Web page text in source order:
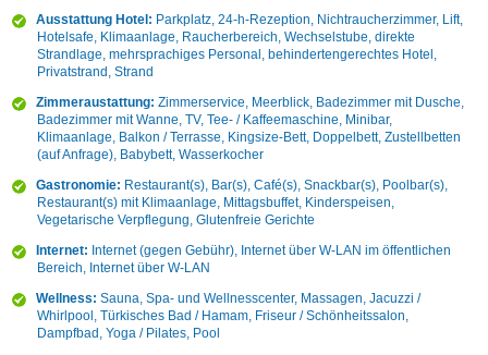
Ausstattung Hotel: Parkplatz, 24-h-Rezeption, Nichtraucherzimmer, Lift,
Hotelsafe, Klimaanlage, Raucherbereich, Wechselstube, direkte
Strandlage, mehrsprachiges Personal, behindertengerechtes Hotel,
Privatstrand, Strand
Zimmeraustattung: Zimmerservice, Meerblick, Badezimmer mit Dusche,
Badezimmer mit Wanne, TV, Tee- / Kaffeemaschine, Minibar,
Klimaanlage, Balkon / Terrasse, Kingsize-Bett, Doppelbett, Zustellbetten
(auf Anfrage), Babybett, Wasserkocher
Gastronomie: Restaurant(s), Bar(s), Café(s), Snackbar(s), Poolbar(s),
Restaurant(s) mit Klimaanlage, Mittagsbuffet, Kinderspeisen,
Vegetarische Verpflegung, Glutenfreie Gerichte
Internet: Internet (gegen Gebühr), Internet über W-LAN im öffentlichen
Bereich, Internet über W-LAN
Wellness: Sauna, Spa- und Wellnesscenter, Massagen, Jacuzzi /
Whirlpool, Türkisches Bad / Hamam, Friseur / Schönheitssalon,
Dampfbad, Yoga / Pilates, Pool